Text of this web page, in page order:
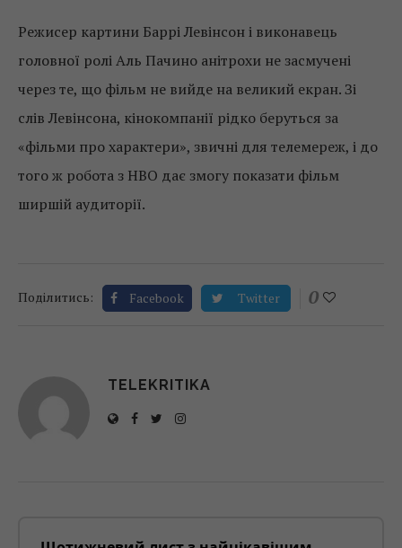
Режисер картини Баррі Левінсон і виконавець
головної ролі Аль Пачино анітрохи не засмучені
через те, що фільм не вийде на великий екран. Зі
слів Левінсона, кінокомпанії рідко беруться за
«фільми про характери», звичні для телемереж, і до
того ж робота з HBO дає змогу показати фільм
ширшій аудиторії.
Поділитись: Facebook Twitter 0
TELEKRITIKA